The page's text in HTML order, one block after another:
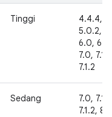
Tinggi
4.4.4,
5.0.2,
6.0,
7.0, 7.1.1,
7.1.2
Sedang
7.0, 7.1.1,
7.1.2,